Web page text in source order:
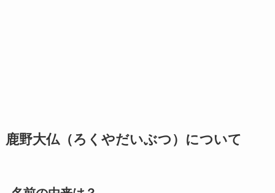
鹿野大仏（ろくやだいぶつ）について